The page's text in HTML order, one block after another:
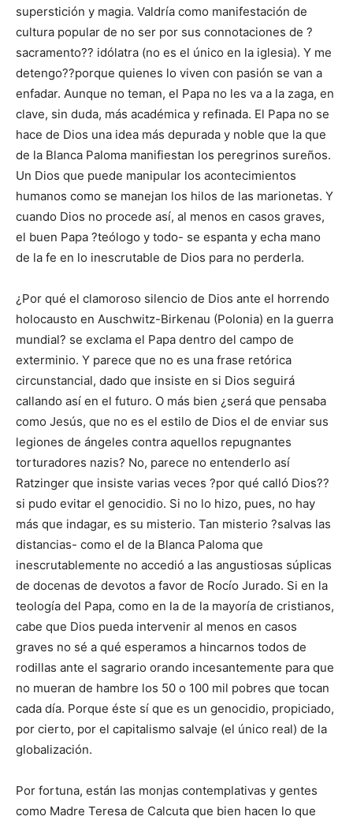
superstición y magia. Valdría como manifestación de
cultura popular de no ser por sus connotaciones de ?
sacramento?? idólatra (no es el único en la iglesia). Y me
detengo??porque quienes lo viven con pasión se van a
enfadar. Aunque no teman, el Papa no les va a la zaga, en
clave, sin duda, más académica y refinada. El Papa no se
hace de Dios una idea más depurada y noble que la que
de la Blanca Paloma manifiestan los peregrinos sureños.
Un Dios que puede manipular los acontecimientos
humanos como se manejan los hilos de las marionetas. Y
cuando Dios no procede así, al menos en casos graves,
el buen Papa ?teólogo y todo- se espanta y echa mano
de la fe en lo inescrutable de Dios para no perderla.
¿Por qué el clamoroso silencio de Dios ante el horrendo
holocausto en Auschwitz-Birkenau (Polonia) en la guerra
mundial? se exclama el Papa dentro del campo de
exterminio. Y parece que no es una frase retórica
circunstancial, dado que insiste en si Dios seguirá
callando así en el futuro. O más bien ¿será que pensaba
como Jesús, que no es el estilo de Dios el de enviar sus
legiones de ángeles contra aquellos repugnantes
torturadores nazis? No, parece no entenderlo así
Ratzinger que insiste varias veces ?por qué calló Dios??
si pudo evitar el genocidio. Si no lo hizo, pues, no hay
más que indagar, es su misterio. Tan misterio ?salvas las
distancias- como el de la Blanca Paloma que
inescrutablemente no accedió a las angustiosas súplicas
de docenas de devotos a favor de Rocío Jurado. Si en la
teología del Papa, como en la de la mayoría de cristianos,
cabe que Dios pueda intervenir al menos en casos
graves no sé a qué esperamos a hincarnos todos de
rodillas ante el sagrario orando incesantemente para que
no mueran de hambre los 50 o 100 mil pobres que tocan
cada día. Porque éste sí que es un genocidio, propiciado,
por cierto, por el capitalismo salvaje (el único real) de la
globalización.
Por fortuna, están las monjas contemplativas y gentes
como Madre Teresa de Calcuta que bien hacen lo que